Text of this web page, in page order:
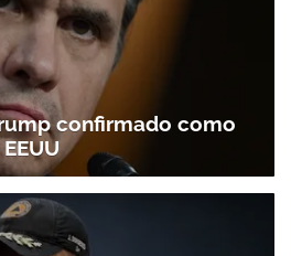
confirmado como